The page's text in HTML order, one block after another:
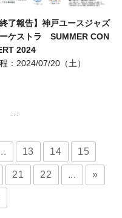
終了報告】神戸ユースジャズ
ケストラ SUMMER CON
2024
：2024/07/20（土）
13 14 15
21 22 ... »